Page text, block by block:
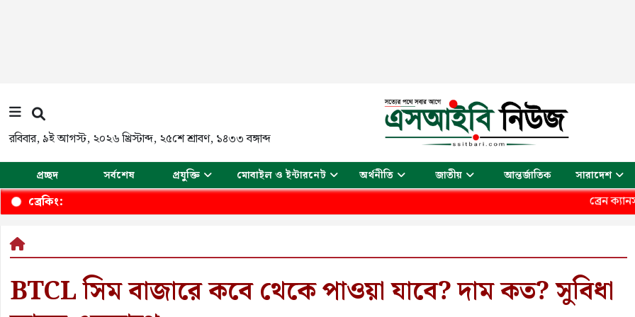
রবিবার,৯ই আগস্ট, ২০২৬ খ্রিস্টাব্দ,২৫শে শ্রাবণ, ১৪৩৩ বঙ্গাব্দ
প্রচ্ছদ সর্বশেষ প্রযুক্তি মোবাইল ও ইন্টারনেট অর্থনীতি জাতীয় আন্তর্জাতিক সারাদেশ
ব্রেকিং: ব্রেন ক্যানসারের দীর্ঘ
BTCL সিম বাজারে কবে থেকে পাওয়া যাবে? দাম কত? সুবিধা